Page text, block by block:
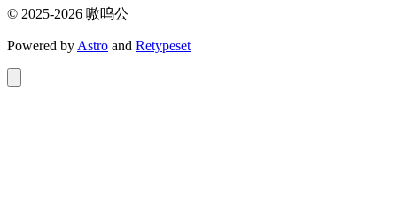
© 2025-2026 嗷呜公
Powered by Astro and Retypeset